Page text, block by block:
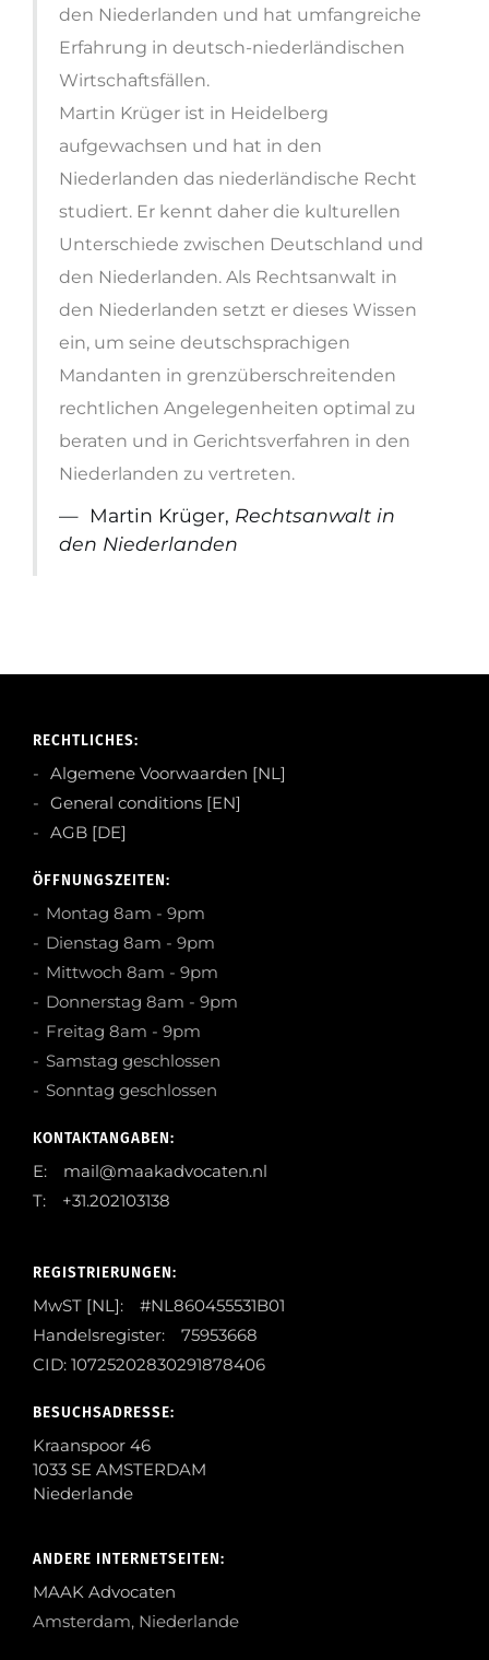
den Niederlanden und hat umfangreiche
Erfahrung in deutsch-niederländischen
Wirtschaftsfällen.
Martin Krüger ist in Heidelberg
aufgewachsen und hat in den
Niederlanden das niederländische Recht
studiert. Er kennt daher die kulturellen
Unterschiede zwischen Deutschland und
den Niederlanden. Als Rechtsanwalt in
den Niederlanden setzt er dieses Wissen
ein, um seine deutschsprachigen
Mandanten in grenzüberschreitenden
rechtlichen Angelegenheiten optimal zu
beraten und in Gerichtsverfahren in den
Niederlanden zu vertreten.
Martin Krüger, Rechtsanwalt in
den Niederlanden
RECHTLICHES:
Algemene Voorwaarden [NL]
General conditions [EN]
AGB [DE]
ÖFFNUNGSZEITEN:
Montag 8am - 9pm
Dienstag 8am - 9pm
Mittwoch 8am - 9pm
Donnerstag 8am - 9pm
Freitag 8am - 9pm
Samstag geschlossen
Sonntag geschlossen
KONTAKTANGABEN:
E: mail@maakadvocaten.nl
T: +31.202103138
REGISTRIERUNGEN:
MwST [NL]: #NL860455531B01
Handelsregister: 75953668
CID: 10725202830291878406
BESUCHSADRESSE:
Kraanspoor 46
1033 SE AMSTERDAM
Niederlande
ANDERE INTERNETSEITEN:
MAAK Advocaten
Amsterdam, Niederlande